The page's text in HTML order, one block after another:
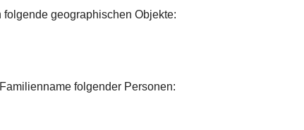
folgende geographischen Objekte:
folgender Personen: